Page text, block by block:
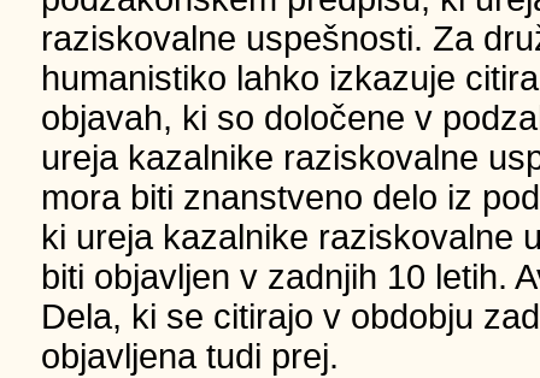
raziskovalne uspešnosti. Za
humanistiko lahko izkazuje
objavah, ki so določene v
ureja kazalnike raziskovalne
mora biti znanstveno delo iz
ki ureja kazalnike raziskovalne
biti objavljen v zadnjih 10 letih.
Dela, ki se citirajo v obdobju
objavljena tudi prej.